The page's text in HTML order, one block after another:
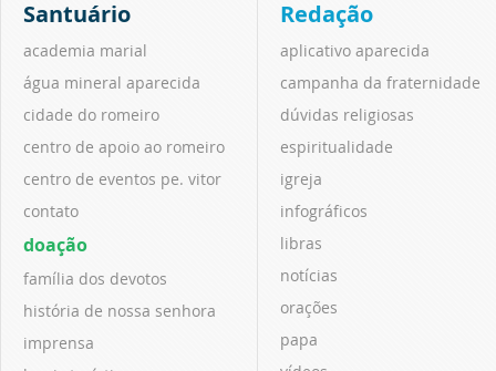
Santuário
academia marial
água mineral aparecida
cidade do romeiro
centro de apoio ao romeiro
centro de eventos pe. vitor
contato
doação
família dos devotos
história de nossa senhora
imprensa
Redação
aplicativo aparecida
campanha da fraternidade
dúvidas religiosas
espiritualidade
igreja
infográficos
libras
notícias
orações
papa